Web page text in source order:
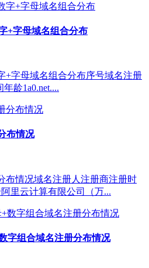
+字母域名组合分布
+字母域名组合分布序号域名注册
龄1a0.net....
布情况
布情况域名注册人注册商注册时
里云计算有限公司（万...
字组合域名注册分布情况